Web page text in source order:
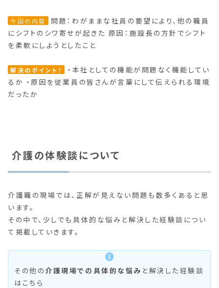
今回の内容 問題：わがままな社員の要望により、他の職員
にシフトのシワ寄せが起きた 原因：施設長の方針でシフト
を柔軟にしようとしたこと
解決のポイント！
・本社としての機能が問題なく機能してい
るか ・原因を従業員の皆さんが言葉にして伝えられる環境
だったか
介護の体験談について
介護職の現場では、正解が見えない問題も数多くあると思
います。
その中で、少しでも具体的な悩みと解決した経験談につい
て掲載していきます。
その他の 介護現場での具体的な悩み と解決した経験談
はこちら